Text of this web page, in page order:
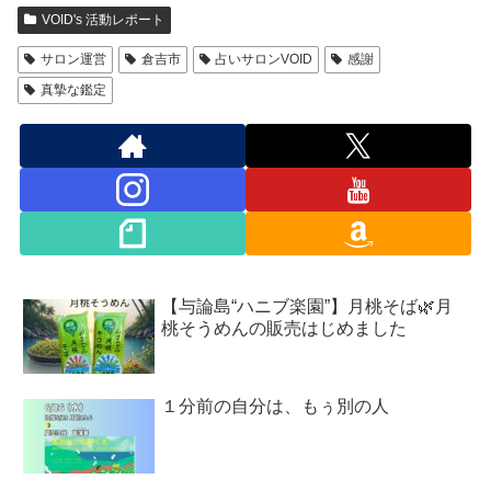
VOID's 活動レポート
サロン運営 倉吉市 占いサロンVOID
感謝
真摯な鑑定
【与論島“ハニブ楽園”】月桃そば🌿月
桃そうめんの販売はじめました
１分前の自分は、もぅ別の人